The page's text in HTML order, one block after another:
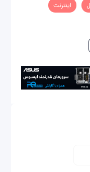
اینترنت